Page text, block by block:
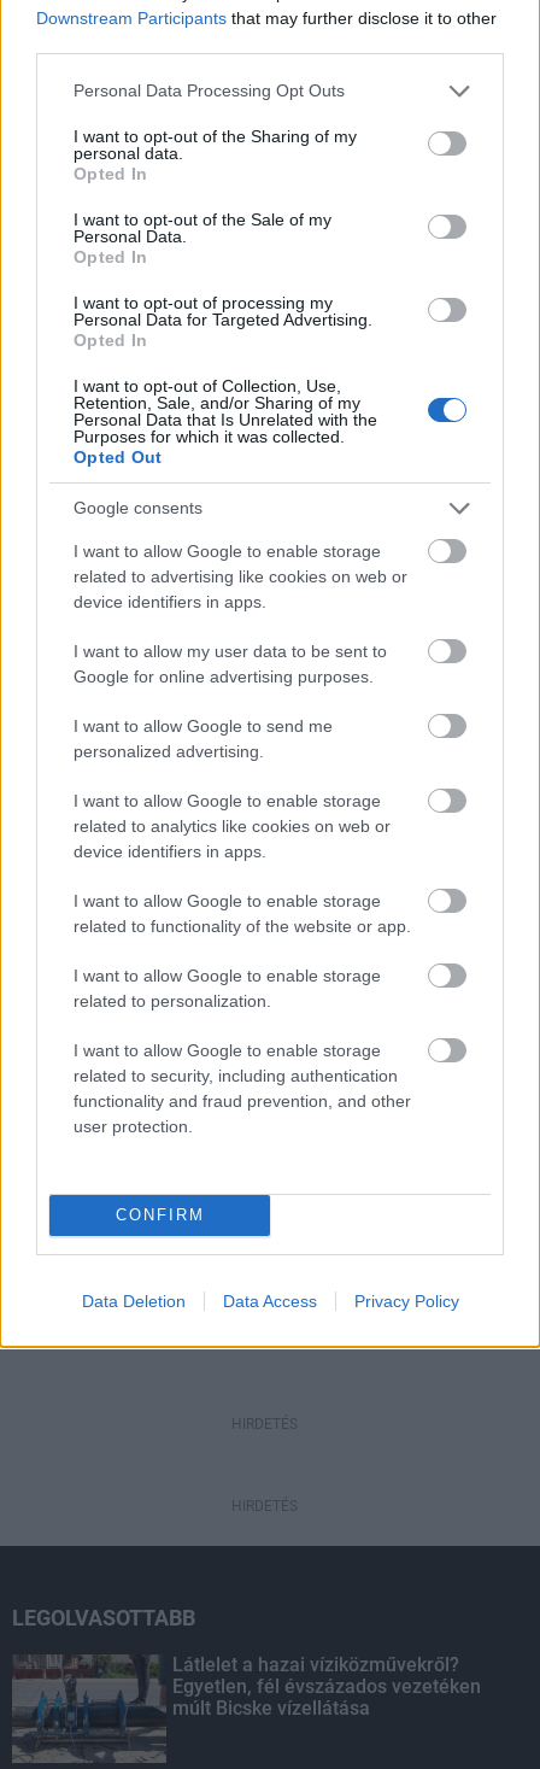
Downstream Participants that may further disclose it to other
Please note that this website/app uses one or more Google
not limited to your visit or usage behaviour. You may click to
grant or deny consent to Google and its third-party tags to
use your data for below specified purposes in below Google
consent section.
Personal Data Processing Opt Outs
I want to opt-out of the Sharing of my
personal data.
Opted In
I want to opt-out of the Sale of my
Personal Data.
Opted In
I want to opt-out of processing my
Personal Data for Targeted Advertising.
Opted In
I want to opt-out of Collection, Use,
Retention, Sale, and/or Sharing of my
Personal Data that Is Unrelated with the
Purposes for which it was collected.
Opted Out
Google consents
I want to allow Google to enable storage
related to advertising like cookies on web or
device identifiers in apps.
I want to allow my user data to be sent to
Google for online advertising purposes.
I want to allow Google to send me
personalized advertising.
I want to allow Google to enable storage
related to analytics like cookies on web or
device identifiers in apps.
I want to allow Google to enable storage
related to functionality of the website or app.
I want to allow Google to enable storage
related to personalization.
I want to allow Google to enable storage
related to security, including authentication
functionality and fraud prevention, and other
user protection.
CONFIRM
Data Deletion Data Access Privacy Policy
múlt Bicske vízellátása
Mohács a csata ötszázadik
évfordulójára
AJÁNLJUK MÉG
HÍRLEVÉL
Név
E-mail cím
Feliratkozom a hírlevélre és elfogadom az
adatvédelmi
szabályzatot!
LEGFRISSEBB
Amire többmillióan vártunk: szombattól
másodfokúra csökken a riasztás
Látlelet a hazai víziközművekről?
Egyetlen, fél évszázados vezetéken múlt
Bicske vízellátása
Gyárleállításokkal és átszervezett
termeléssel tehermentesíti a
villamosenergia-rendszert a STRABAG
HIRDETÉS
HIRDETÉS
HIRDETÉS
LEGOLVASOTTABB
Látlelet a hazai víziközművekről?
Egyetlen, fél évszázados vezetéken
múlt Bicske vízellátása